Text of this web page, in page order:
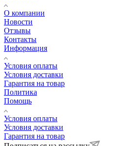
О компании
Новости
Отзывы
Контакты
Информация
Условия оплаты
Условия доставки
Гарантия на товар
Политика
Помощь
Условия оплаты
Условия доставки
Гарантия на товар